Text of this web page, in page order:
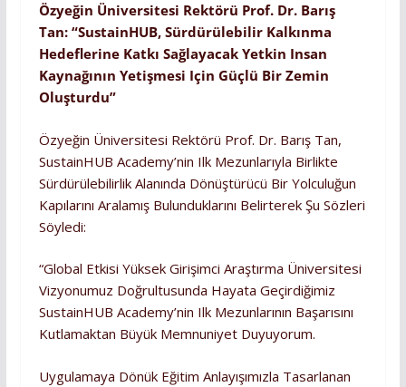
Özyeğin Üniversitesi Rektörü Prof. Dr. Barış
Tan: “SustainHUB, Sürdürülebilir Kalkınma
Hedeflerine Katkı Sağlayacak Yetkin Insan
Kaynağının Yetişmesi Için Güçlü Bir Zemin
Oluşturdu”
Özyeğin Üniversitesi Rektörü Prof. Dr. Barış Tan,
SustainHUB Academy’nin Ilk Mezunlarıyla Birlikte
Sürdürülebilirlik Alanında Dönüştürücü Bir Yolculuğun
Kapılarını Aralamış Bulunduklarını Belirterek Şu Sözleri
Söyledi:
“Global Etkisi Yüksek Girişimci Araştırma Üniversitesi
Vizyonumuz Doğrultusunda Hayata Geçirdiğimiz
SustainHUB Academy’nin Ilk Mezunlarının Başarısını
Kutlamaktan Büyük Memnuniyet Duyuyorum.
Uygulamaya Dönük Eğitim Anlayışımızla Tasarlanan